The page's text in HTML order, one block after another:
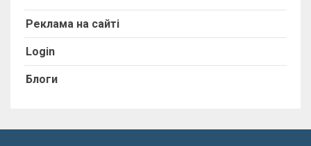
Реклама на сайті
Login
Блоги